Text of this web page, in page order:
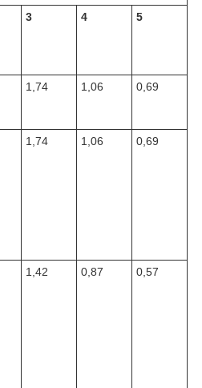
3 4 5
1,74 1,06 0,69
1,74 1,06 0,69
1,42 0,87 0,57